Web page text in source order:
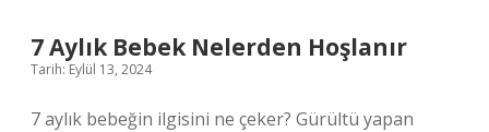
7 Aylık Bebek Nelerden Hoşlanır
Tarih: Eylül 13, 2024
7 aylık bebeğin ilgisini ne çeker? Gürültü yapan